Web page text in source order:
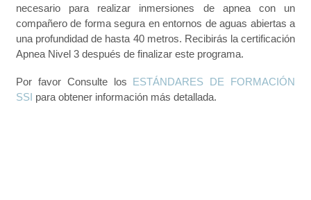
necesario para realizar inmersiones de apnea con un
compañero de forma segura en entornos de aguas abiertas a
una profundidad de hasta 40 metros. Recibirás la certificación
Apnea Nivel 3 después de finalizar este programa.
Por favor Consulte los ESTÁNDARES DE FORMACIÓN
SSI para obtener información más detallada.